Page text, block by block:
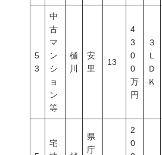
5
3
中
古
マ
ン
シ
ョ
ン
等
樋
川
安
里
13
4
3
0
0
万
円
３
Ｌ
Ｄ
Ｋ
宅
県
庁
2
0